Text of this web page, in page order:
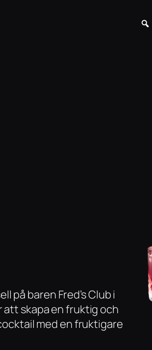
på baren Fred’s Club i
att skapa en fruktig och
med en fruktigare